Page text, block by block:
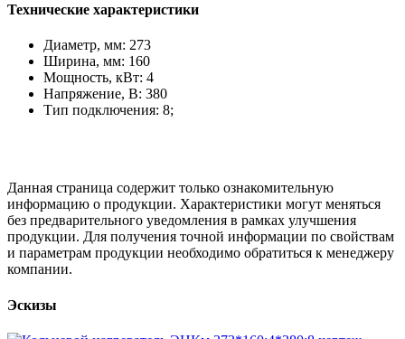
Технические характеристики
Диаметр, мм: 273
Ширина, мм: 160
Мощность, кВт: 4
Напряжение, В: 380
Тип подключения: 8;
Данная страница содержит только ознакомительную
информацию о продукции. Характеристики могут меняться
без предварительного уведомления в рамках улучшения
продукции. Для получения точной информации по свойствам
и параметрам продукции необходимо обратиться к менеджеру
компании.
Эскизы